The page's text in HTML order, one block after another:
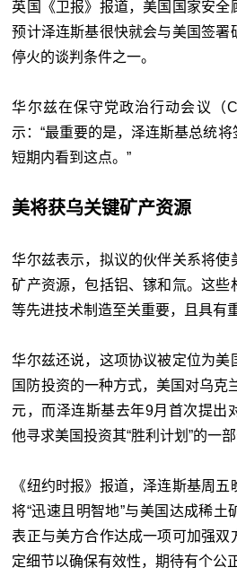
英国《卫报》报道，美国国家安全
预计泽连斯基很快就会与美国签署
停火的谈判条件之一。
华尔兹在保守党政治行动会议（
示：“最重要的是，泽连斯基总统
短期内看到这点。”
美将获乌关键矿产资源
华尔兹表示，拟议的伙伴关系将使
矿产资源，包括铝、镓和氚。这些
等先进技术制造至关重要，且具有
华尔兹还说，这项协议被定位为美
国防投资的一种方式，美国对乌克
元，而泽连斯基去年9月首次提出
他寻求美国投资其“胜利计划”的一部
《纽约时报》报道，泽连斯基周
将“迅速且明智地”与美国达成稀土
表正与美方合作达成一项可加强双
定细节以确保有效性，期待有个公